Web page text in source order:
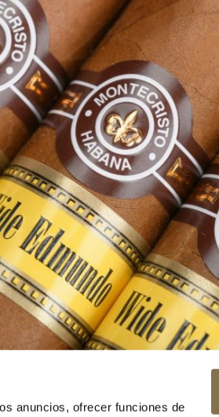
anuncios, ofrecer funciones de